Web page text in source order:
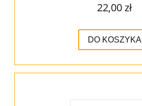
22,00 zł
DO KOSZYKA